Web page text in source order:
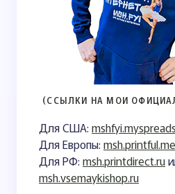
(ССЫЛКИ НА МОИ
Для США:
Для Европы: msh.printful.me
Для РФ: msh.printdirect.ru
msh.vsemaykishop.ru